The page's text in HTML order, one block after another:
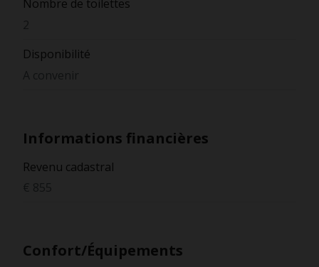
Nombre de toilettes
Disponibilité
Informations financières
Revenu cadastral
Confort/Équipements